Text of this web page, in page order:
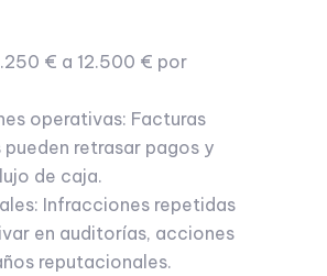
€ a 12.500 € por
operativas: Facturas
pueden retrasar pagos y
de caja.
Infracciones repetidas
en auditorías, acciones
reputacionales.